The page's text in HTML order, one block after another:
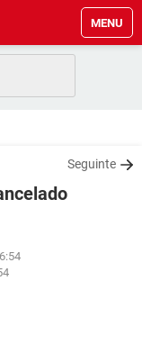
MENU
Seguinte